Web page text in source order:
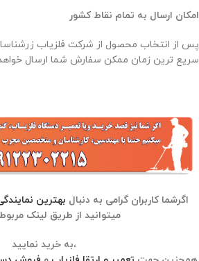
امکان ارسال به تمام نقاط کشور
پس از انتخاب محصول از شرکت فلزیاب
سریع ‌ترین زمان ممکن سفارش شما ارسال
اگرشما کاربران گرامی به دنبال بهترین
میتوانید از طریق لینک
به خرید نمایید،